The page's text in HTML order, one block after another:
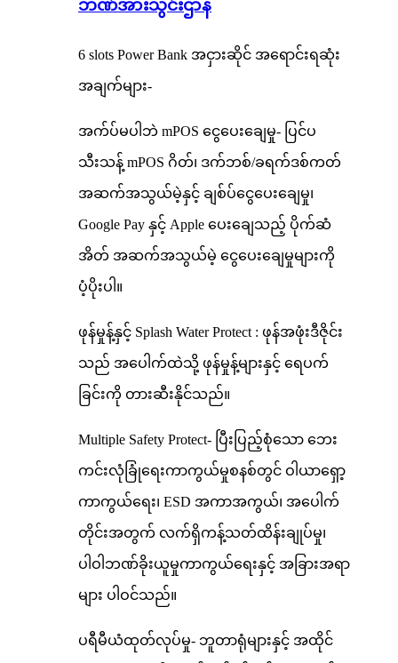
ဘဏ်အားသွင်းဌာန
6 slots Power Bank အငှားဆိုင် အရောင်းရဆုံး
အချက်များ-
အက်ပ်မပါဘဲ mPOS ငွေပေးချေမှု- ပြင်ပ
သီးသန့် mPOS ဂိတ်၊ ဒက်ဘစ်/ခရက်ဒစ်ကတ်
အဆက်အသွယ်မဲ့နှင့် ချစ်ပ်ငွေပေးချေမှု၊
Google Pay နှင့် Apple ပေးချေသည့် ပိုက်ဆံ
အိတ် အဆက်အသွယ်မဲ့ ငွေပေးချေမှုများကို
ပံ့ပိုးပါ။
ဖုန်မှုန့်နှင့် Splash Water Protect : ဖုန်အဖုံးဒီဇိုင်း
သည် အပေါက်ထဲသို့ ဖုန်မှုန့်များနှင့် ရေပက်
ခြင်းကို တားဆီးနိုင်သည်။
Multiple Safety Protect- ပြီးပြည့်စုံသော ဘေး
ကင်းလုံခြုံရေးကာကွယ်မှုစနစ်တွင် ဝါယာရှော့
ကာကွယ်ရေး၊ ESD အကာအကွယ်၊ အပေါက်
တိုင်းအတွက် လက်ရှိကန့်သတ်ထိန်းချုပ်မှု၊
ပါဝါဘဏ်ခိုးယူမှုကာကွယ်ရေးနှင့် အခြားအရာ
များ ပါဝင်သည်။
ပရီမီယံထုတ်လုပ်မှု- ဘူတာရုံများနှင့် အထိုင်